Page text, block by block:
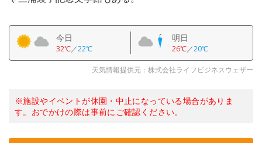
今日
32℃／22℃
明日
26℃／20℃
天気情報提供元：株式会社ライフビジネスウェザー
※施設やイベントが休園・中止になっている場合がありま
す。おでかけの際は事前にご確認ください。